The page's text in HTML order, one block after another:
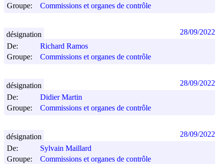
Groupe:
Commissions et organes de contrôle
De:
Richard Ramos
Groupe:
Commissions et organes de contrôle
désignation 28/09/2022
De:
Didier Martin
Groupe:
Commissions et organes de contrôle
désignation 28/09/2022
De:
Sylvain Maillard
Groupe:
Commissions et organes de contrôle
désignation 28/09/2022